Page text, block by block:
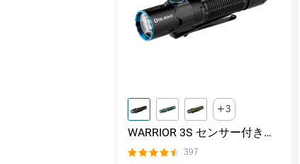
3
WARRIOR 3S センサー付きタ
クティカルライト マグネット
充電式 懐中電灯
397